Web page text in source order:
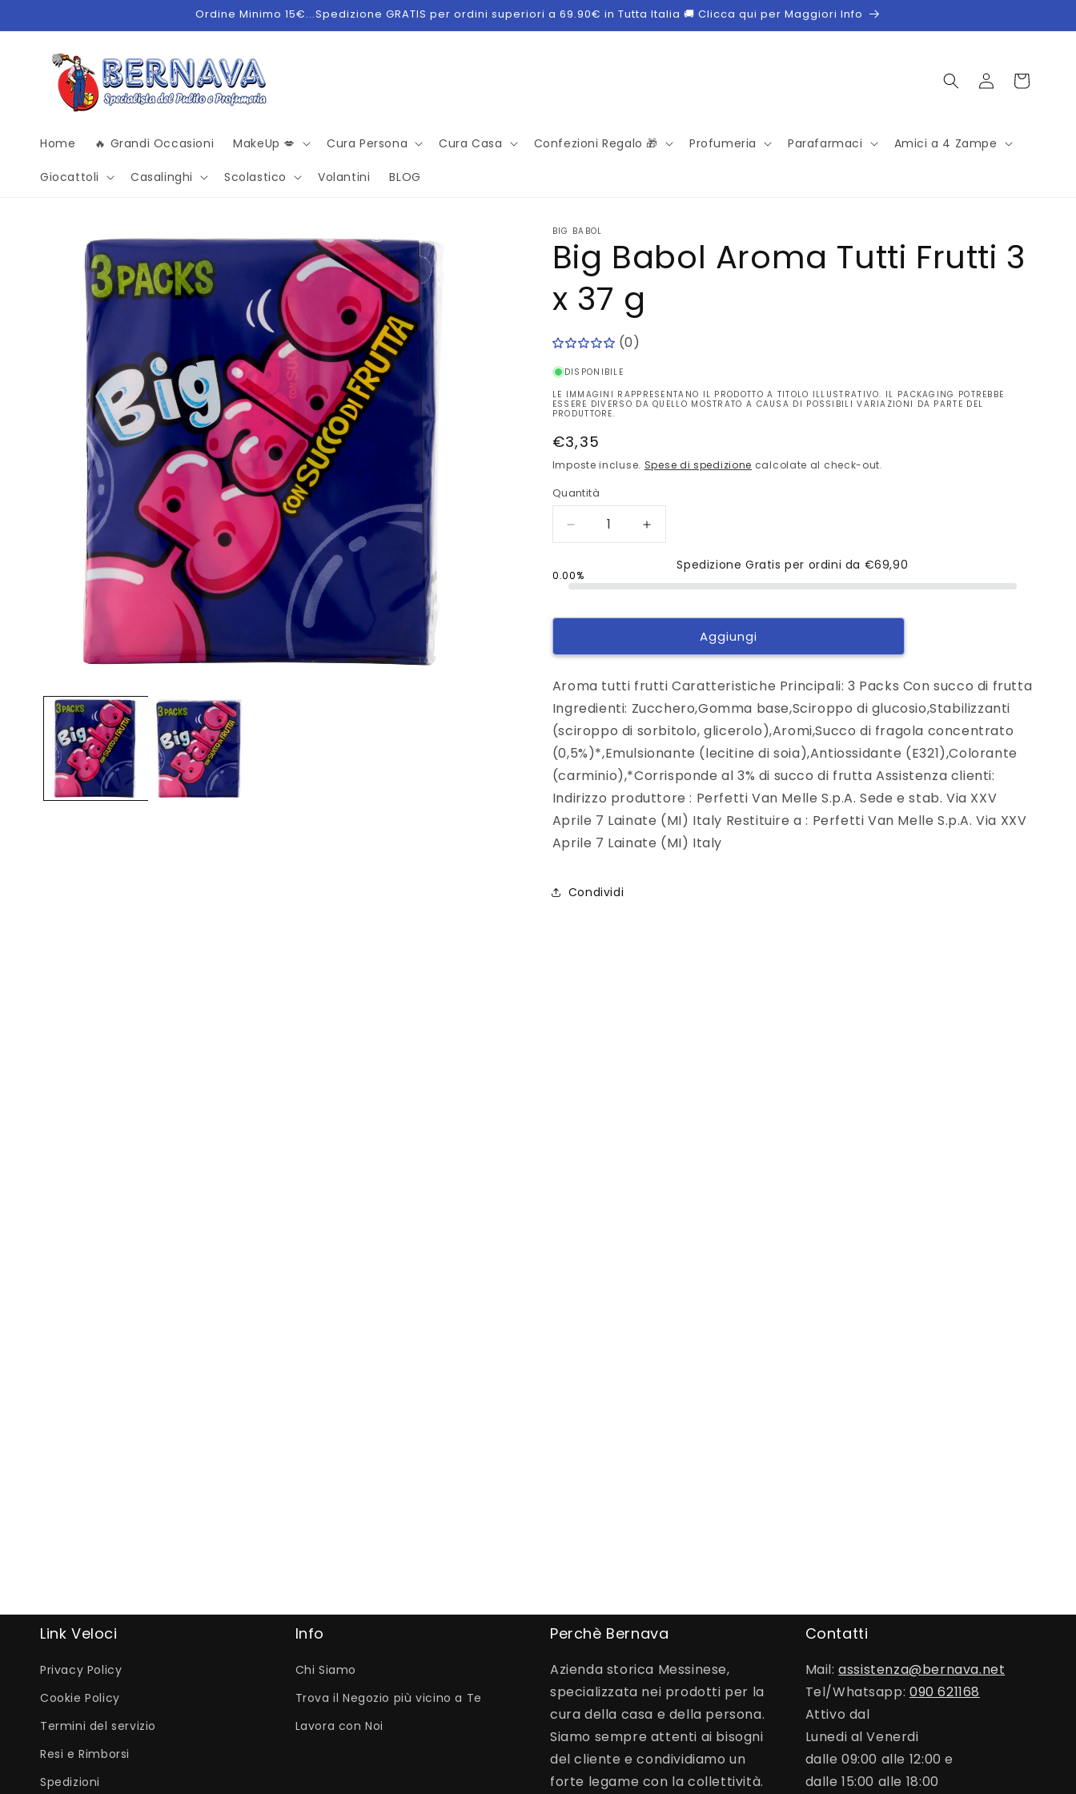
ai contenuti
Ordine Minimo 15€...Spedizione GRATIS per ordini superiori a 69.90€ in Tutta Italia 🚚 Clicca qui per Maggiori Info
Home 🔥 Grandi Occasioni MakeUp 💋 Cura Persona Cura Casa Confezioni Regalo 🎁 Profumeria Parafarmaci Amici a 4 Zampe
Giocattoli Casalinghi Scolastico Volantini BLOG
Accedi Carrello
informazioni
prodotto
BIG BABOL
Big Babol Aroma Tutti Frutti 3
x 37 g
(0)
DISPONIBILE
LE IMMAGINI RAPPRESENTANO IL PRODOTTO A TITOLO ILLUSTRATIVO. IL PACKAGING POTREBBE
ESSERE DIVERSO DA QUELLO MOSTRATO A CAUSA DI POSSIBILI VARIAZIONI DA PARTE DEL
PRODUTTORE.
Prezzo
di
listino
€3,35
Imposte incluse. Spese di spedizione calcolate al check-out.
Quantità
Diminuisci
quantità
Big
Aroma
x
g
Aumenta
quantità
Big
Aroma
x
g
Spedizione Gratis per ordini da €69,90
0.00%
Aggiungi
Aroma tutti frutti Caratteristiche Principali: 3 Packs Con succo di frutta
Ingredienti: Zucchero,Gomma base,Sciroppo di glucosio,Stabilizzanti
(sciroppo di sorbitolo, glicerolo),Aromi,Succo di fragola concentrato
(0,5%)*,Emulsionante (lecitine di soia),Antiossidante (E321),Colorante
(carminio),*Corrisponde al 3% di succo di frutta Assistenza clienti:
Indirizzo produttore : Perfetti Van Melle S.p.A. Sede e stab. Via XXV
Aprile 7 Lainate (MI) Italy Restituire a : Perfetti Van Melle S.p.A. Via XXV
Aprile 7 Lainate (MI) Italy
Condividi
Link Veloci
Privacy Policy
Cookie Policy
Termini del servizio
Resi e Rimborsi
Spedizioni
Info
Chi Siamo
Trova il Negozio più vicino a Te
Lavora con Noi
Perchè Bernava
Azienda storica Messinese,
specializzata nei prodotti per la
cura della casa e della persona.
Siamo sempre attenti ai bisogni
del cliente e condividiamo un
forte legame con la collettività.
Contatti
Mail:assistenza@bernava.net
Tel/Whatsapp: 090 621168
Attivo dal
Lunedi al Venerdi
dalle 09:00 alle 12:00 e
dalle 15:00 alle 18:00